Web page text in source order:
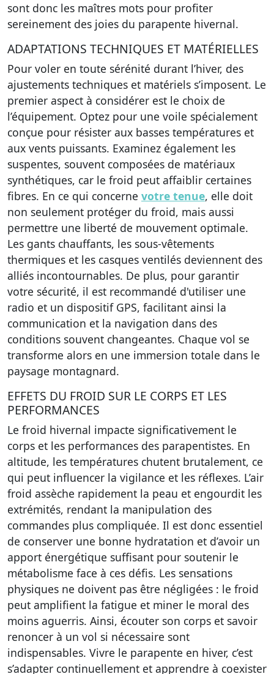
sont donc les maîtres mots pour profiter
sereinement des joies du parapente hivernal.
ADAPTATIONS TECHNIQUES ET MATÉRIELLES
Pour voler en toute sérénité durant l’hiver, des
ajustements techniques et matériels s’imposent. Le
premier aspect à considérer est le choix de
l’équipement. Optez pour une voile spécialement
conçue pour résister aux basses températures et
aux vents puissants. Examinez également les
suspentes, souvent composées de matériaux
synthétiques, car le froid peut affaiblir certaines
fibres. En ce qui concerne votre tenue, elle doit
non seulement protéger du froid, mais aussi
permettre une liberté de mouvement optimale.
Les gants chauffants, les sous-vêtements
thermiques et les casques ventilés deviennent des
alliés incontournables. De plus, pour garantir
votre sécurité, il est recommandé d'utiliser une
radio et un dispositif GPS, facilitant ainsi la
communication et la navigation dans des
conditions souvent changeantes. Chaque vol se
transforme alors en une immersion totale dans le
paysage montagnard.
EFFETS DU FROID SUR LE CORPS ET LES
PERFORMANCES
Le froid hivernal impacte significativement le
corps et les performances des parapentistes. En
altitude, les températures chutent brutalement, ce
qui peut influencer la vigilance et les réflexes. L’air
froid assèche rapidement la peau et engourdit les
extrémités, rendant la manipulation des
commandes plus compliquée. Il est donc essentiel
de conserver une bonne hydratation et d’avoir un
apport énergétique suffisant pour soutenir le
métabolisme face à ces défis. Les sensations
physiques ne doivent pas être négligées : le froid
peut amplifient la fatigue et miner le moral des
moins aguerris. Ainsi, écouter son corps et savoir
renoncer à un vol si nécessaire sont
indispensables. Vivre le parapente en hiver, c’est
s’adapter continuellement et apprendre à coexister